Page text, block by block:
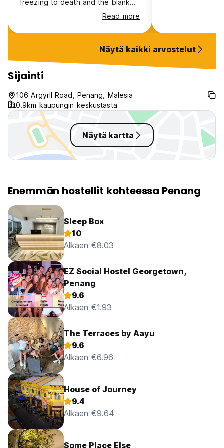
freezing to death and the blanket
they give you is very thin. But at
part from that it was all good and
toilets are clean
Read more
Näytä kaikki arvostelut
Sijainti
106 Argyrll Road, Penang, Malesia
0.9km kaupungin keskustasta
Näytä kartta
Enemmän hostellit kohteessa Penang
Sleep Box
10
Alkaen €8.03
EZ Social Hostel Georgetown,
Penang
9.6
Alkaen €1.93
The Terraces by Aayu
9.6
Alkaen €6.96
House of Journey
9.4
Alkaen €9.64
Some Place Else